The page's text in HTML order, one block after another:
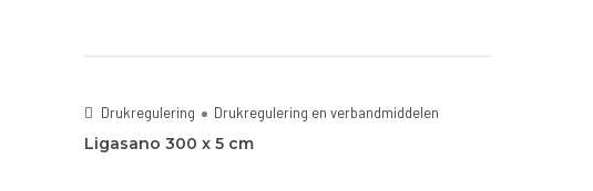
Drukregulering Drukregulering en verbandmiddelen
Ligasano 300 x 5 cm